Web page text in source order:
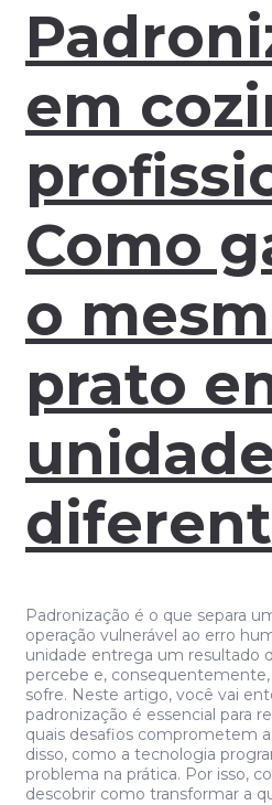
em
Como
o
prato
Padronização é o que separa
operação vulnerável ao erro
unidade entrega um resultado
percebe e,
sofre. Neste artigo, você vai
padronização é essencial para
quais desafios comprometem
disso, como a tecnologia
problema na prática. Por isso,
descobrir como transformar a